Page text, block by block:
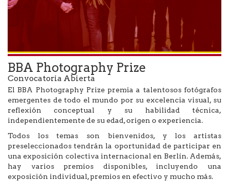
BBA Photography Prize
Convocatoria Abierta
El BBA Photography Prize premia a talentosos fotógrafos
emergentes de todo el mundo por su excelencia visual, su
reflexión conceptual y su habilidad técnica,
independientemente de su edad, origen o experiencia.
Todos los temas son bienvenidos, y los artistas
preseleccionados tendrán la oportunidad de participar en
una exposición colectiva internacional en Berlín. Además,
hay varios premios disponibles, incluyendo una
exposición individual, premios en efectivo y mucho más.